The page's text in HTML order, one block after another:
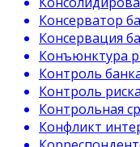
Консерватор
Консервация
Конъюнктура
Контроль
Контроль риска
Контрольная
Конфликт